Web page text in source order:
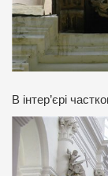
В інтер’єрі